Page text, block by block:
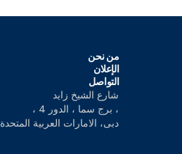
من نحن
الإعلان
التواصل
شارع الشيخ زايد
، برج سما ، الدور 4 ،
دبى، الامارات العربية المتحدة